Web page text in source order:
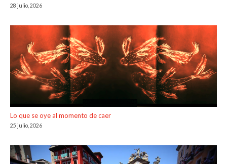
28 julio, 2026
Lo que se oye al momento de caer
25 julio, 2026